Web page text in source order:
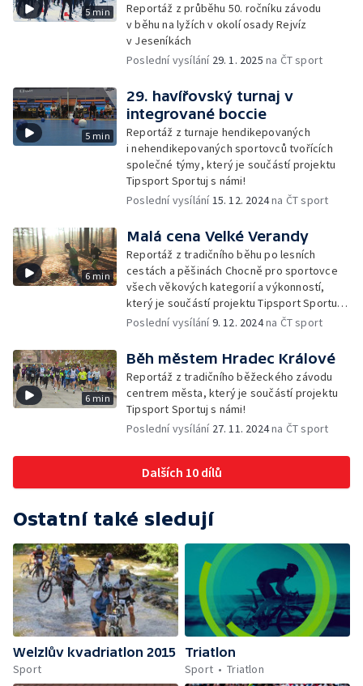
5 min
Reportáž z průběhu 50. ročníku závodu
v běhu na lyžích v okolí osady Rejvíz
v Jeseníkách
Poslední vysílání 29. 1. 2025 na ČT sport
5 min
29. havířovský turnaj v
integrované boccie
Reportáž z turnaje hendikepovaných
i nehendikepovaných sportovců tvořících
společné týmy, který je součástí projektu
Tipsport Sportuj s námi!
Poslední vysílání15. 12. 2024na ČT sport
6 min
Malá cena Velké Verandy
Reportáž z tradičního běhu po lesních
cestách a pěšinách Chocně pro sportovce
všech věkových kategorií a výkonností,
který je součástí projektu Tipsport Sportuj
s námi!
Poslední vysílání9. 12. 2024na ČT sport
6 min
Běh městem Hradec Králové
Reportáž z tradičního běžeckého závodu
centrem města, který je součástí projektu
Tipsport Sportuj s námi!
Poslední vysílání 27. 11. 2024na ČT sport
Dalších 10 dílů
Ostatní také sledují
Welzlův kvadriatlon 2015
Sport
Triatlon
Sport
Triatlon